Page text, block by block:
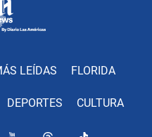
LEÍDAS FLORIDA
DEPORTES CULTURA